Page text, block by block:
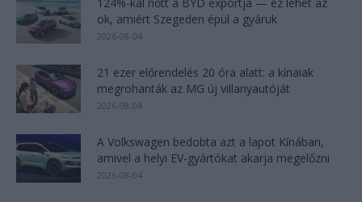
ok, amiért Szegeden épül a gyáruk
2026-08-04
21 ezer előrendelés 20 óra alatt: a kínaiak
megrohanták az MG új villanyautóját
2026-08-04
A Volkswagen bedobta azt a lapot Kínában,
amivel a helyi EV-gyártókat akarja megelőzni
2026-08-04